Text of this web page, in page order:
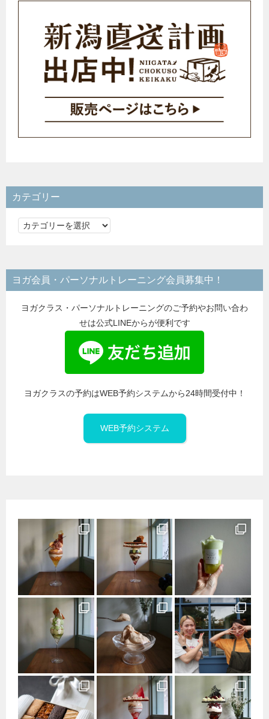
カテゴリー
カ
リ
ー
ヨガ会員・パーソナルトレーニング会員募集中！
ヨガクラス・パーソナルトレーニングのご予約やお問い合わ
せは公式LINEからが便利です
ヨガクラスの予約はWEB予約システムから24時間受付中！
WEB予約システム